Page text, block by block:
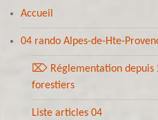
Accueil
04 rando Alpes-de-Hte-
⌦ Réglementation depuis
forestiers
Liste articles 04